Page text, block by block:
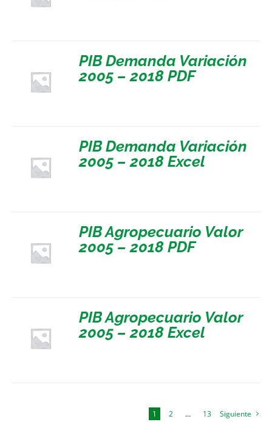
PIB Demanda Variación
2005 – 2018 PDF
PIB Demanda Variación
2005 – 2018 Excel
PIB Agropecuario Valor
2005 – 2018 PDF
PIB Agropecuario Valor
2005 – 2018 Excel
1 2 … 13 Siguiente